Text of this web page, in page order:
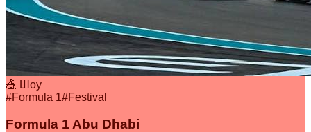
🎪 Шоу
#Formula 1#Festival
Formula 1 Abu Dhabi